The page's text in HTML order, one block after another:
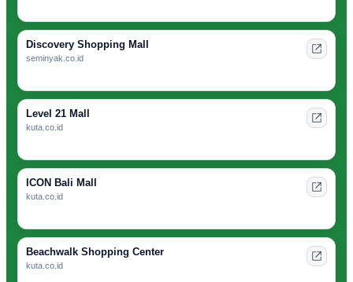
Discovery Shopping Mall
seminyak.co.id
Level 21 Mall
kuta.co.id
ICON Bali Mall
kuta.co.id
Beachwalk Shopping Center
kuta.co.id